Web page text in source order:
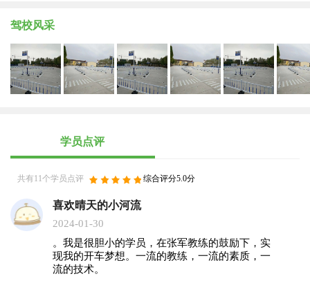
驾校风采
学员点评
共有11个学员点评 综合评分5.0分
喜欢晴天的小河流
2024-01-30
。我是很胆小的学员，在张军教练的鼓励下，实
现我的开车梦想。一流的教练，一流的素质，一
流的技术。